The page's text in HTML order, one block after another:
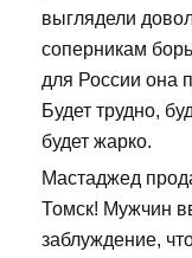
выглядели
соперникам
для России она
Будет трудно,
будет жарко.
Мастаджед
Томск! Мужчин
заблуждение,